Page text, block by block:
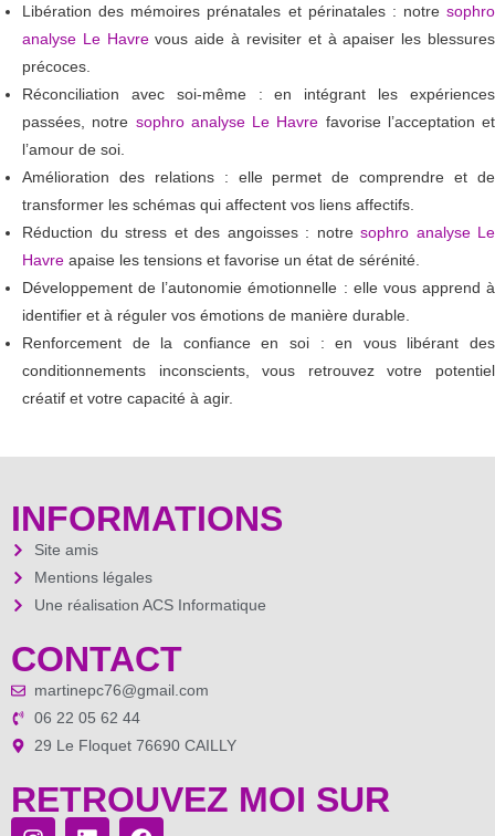
Libération des mémoires prénatales et périnatales : notre sophro
analyse Le Havrevous aide à revisiter et à apaiser les blessures
précoces.
Réconciliation avec soi-même : en intégrant les expériences
passées, notre sophro analyse Le Havre favorise l’acceptation et
l’amour de soi.
Amélioration des relations : elle permet de comprendre et de
transformer les schémas qui affectent vos liens affectifs.
Réduction du stress et des angoisses : notre sophro analyse Le
Havre apaise les tensions et favorise un état de sérénité.
Développement de l’autonomie émotionnelle : elle vous apprend à
identifier et à réguler vos émotions de manière durable.
Renforcement de la confiance en soi : en vous libérant des
conditionnements inconscients, vous retrouvez votre potentiel
créatif et votre capacité à agir.
INFORMATIONS
Site amis
Mentions légales
Une réalisation ACS Informatique
CONTACT
martinepc76@gmail.com
06 22 05 62 44
29 Le Floquet 76690 CAILLY
RETROUVEZ MOI SUR